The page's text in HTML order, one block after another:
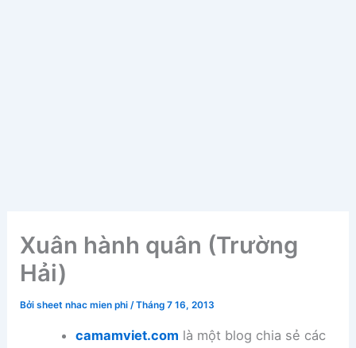
Xuân hành quân (Trường
Hải)
Bởisheet nhac mien phi/Tháng 7 16, 2013
camamviet.com là một blog chia sẻ các